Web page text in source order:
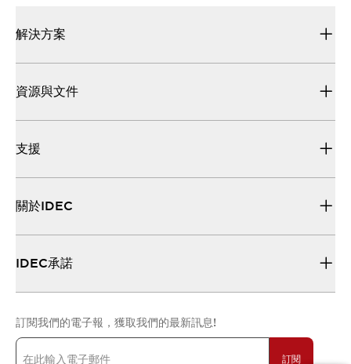
解決方案
資源與文件
支援
關於IDEC
IDEC承諾
訂閱我們的電子報，獲取我們的最新訊息!
訂閱